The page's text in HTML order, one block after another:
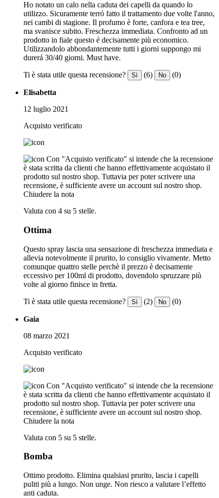
Ho notato un calo nella caduta dei capelli da quando lo
utilizzo. Sicuramente terró fatto il trattamento due volte l'anno,
nei cambi di stagione. Il profumo è forte, canfora e tea tree,
ma svanisce subito. Freschezza immediata. Confronto ad un
prodotto in fiale questo é decisamente più economico.
Utilizzandolo abbondantemente tutti i giorni suppongo mi
durerá 30/40 giorni. Must have.
Ti è stata utile questa recensione? Sì (6) No (0)
Elisabetta
12 luglio 2021
Acquisto verificato
Con "Acquisto verificato" si intende che la recensione
è stata scritta da clienti che hanno effettivamente acquistato il
prodotto sul nostro shop. Tuttavia per poter scrivere una
recensione, è sufficiente avere un account sul nostro shop.
Chiudere la nota
Valuta con 4 su 5 stelle.
Ottima
Questo spray lascia una sensazione di freschezza immediata e
allevia notevolmente il prurito, lo consiglio vivamente. Metto
comunque quattro stelle perchè il prezzo è decisamente
eccessivo per 100ml di prodotto, dovendolo spruzzare più
volte al giorno finisce in fretta.
Ti è stata utile questa recensione? Sì (2) No (0)
Gaia
08 marzo 2021
Acquisto verificato
Con "Acquisto verificato" si intende che la recensione
è stata scritta da clienti che hanno effettivamente acquistato il
prodotto sul nostro shop. Tuttavia per poter scrivere una
recensione, è sufficiente avere un account sul nostro shop.
Chiudere la nota
Valuta con 5 su 5 stelle.
Bomba
Ottimo prodotto. Elimina qualsiasi prurito, lascia i capelli
puliti più a lungo. Non unge. Non riesco a valutare l’effetto
anti caduta.